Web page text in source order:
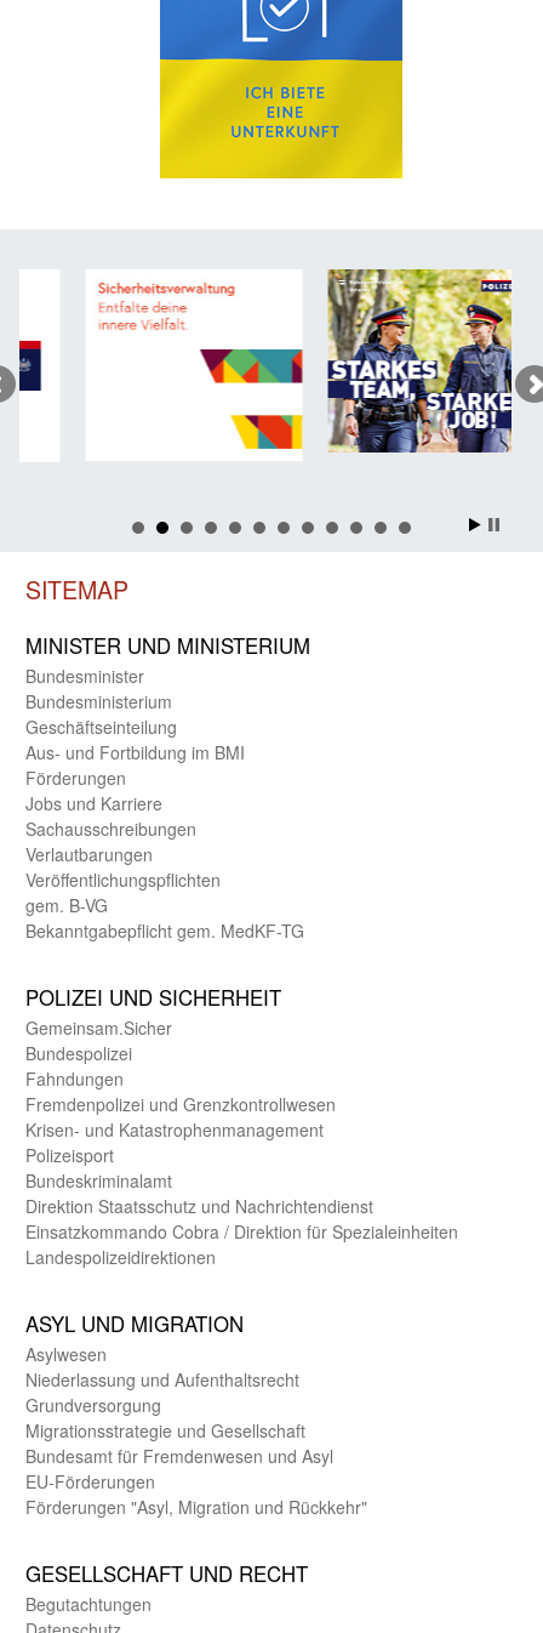
SITEMAP
MINISTER UND MINIST­ERIUM
Bundes­minister
Bundes­ministerium
Geschäfts­einteilung
Aus- und Fortbildung im BMI
Förderungen
Jobs und Karriere
Sachaus­schreibungen
Verlautbarungen
Veröffentlichungspflichten
gem. B-VG
Bekanntgabepflicht gem. MedKF-TG
POLIZEI UND SICHER­HEIT
Gemein­sam.Sicher
Bundes­polizei
Fahndungen
Fremdenpolizei und Grenzkontrollwesen
Krisen- und Katastrophen­management
Polizeisport
Bundes­kriminal­amt
Direktion Staats­schutz und Nach­richten­dienst
Einsatz­kommando Cobra / Direktion für Spezialeinheiten
Landes­polizei­direk­tionen
ASYL UND MIGRA­TION
Asyl­wesen
Nieder­lassung und Aufent­halts­recht
Grund­versorgung
Migrations­strategie und Gesell­schaft
Bundes­amt für Fremden­wesen und Asyl
EU-Förde­rungen
Förderungen "Asyl, Migration und Rückkehr"
GE­SELL­SCHAFT UND RECHT
Begut­achtungen